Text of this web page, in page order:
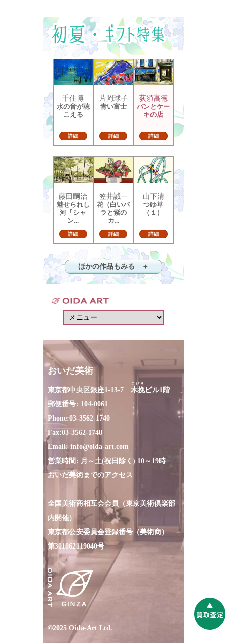
千住博
水の音が聴
こえる
詳細
片岡球子
青い富士
詳細
荻須高徳
パンとケー
キの店
詳細
藤田嗣治
魅せられし
河『シャ
ン...
詳細
笠井誠一
花（白いバ
ラと紫の
カ...
詳細
山下清
つゆ草
（１）
詳細
ほかの作品もみる ＋
おいだ美術
東京都中央区銀座1-13-7 木挽
こびき
ビル1階
郵便番号: 104-0061
Phone:03-3562-1740
Fax:03-3562-1748
Email: info@oida-art.com
営業時間: 月～土(祝日除く) 10～19時
おいだ美術までのアクセス
全国美術商相互会会員（東京美術倶楽部
内開催）
東京都公安委員会登録番号（美術商）
第301062119040号
©2025 Oida-Art Ltd.